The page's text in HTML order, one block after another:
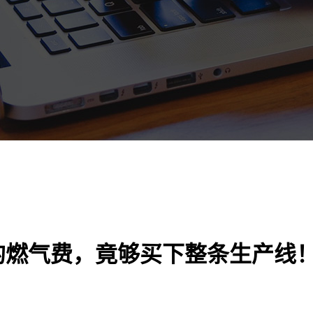
气费，竟够买下整条生产线